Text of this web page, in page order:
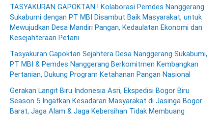
TASYAKURAN GAPOKTAN ! Kolaborasi Pemdes Nanggerang
Sukabumi dengan PT MBI Disambut Baik Masyarakat, untuk
Mewujudkan Desa Mandiri Pangan, Kedaulatan Ekonomi dan
Kesejahteraan Petani
Tasyakuran Gapoktan Sejahtera Desa Nanggerang Sukabumi,
PT MBI & Pemdes Nanggerang Berkomitmen Kembangkan
Pertanian, Dukung Program Ketahanan Pangan Nasional
Gerakan Langit Biru Indonesia Asri, Ekspedisi Bogor Biru
Season 5 Ingatkan Kesadaran Masyarakat di Jasinga Bogor
Barat, Jaga Alam & Jaga Kebersihan Tidak Membuang